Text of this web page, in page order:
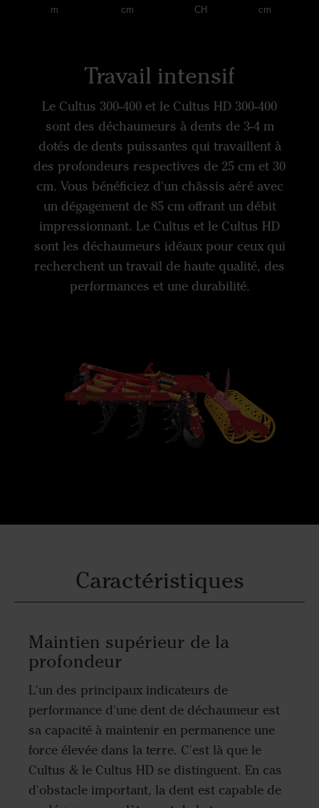
m cm CH cm
Travail intensif
Le Cultus 300-400 et le Cultus HD 300-400
sont des déchaumeurs à dents de 3-4 m
dotés de dents puissantes qui travaillent à
des profondeurs respectives de 25 cm et 30
cm. Vous bénéficiez d'un châssis aéré avec
un dégagement de 85 cm offrant un débit
impressionnant. Le Cultus et le Cultus HD
sont les déchaumeurs idéaux pour ceux qui
recherchent un travail de haute qualité, des
performances et une durabilité.
Caractéristiques
Maintien supérieur de la
profondeur
L'un des principaux indicateurs de
performance d'une dent de déchaumeur est
sa capacité à maintenir en permanence une
force élevée dans la terre. C'est là que le
Cultus & le Cultus HD se distinguent. En cas
d'obstacle important, la dent est capable de